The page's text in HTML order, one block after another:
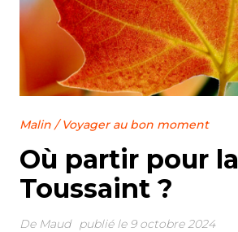
Malin /Voyager au bon moment
Où partir pour la
Toussaint ?
De Maud publié le 9 octobre 2024